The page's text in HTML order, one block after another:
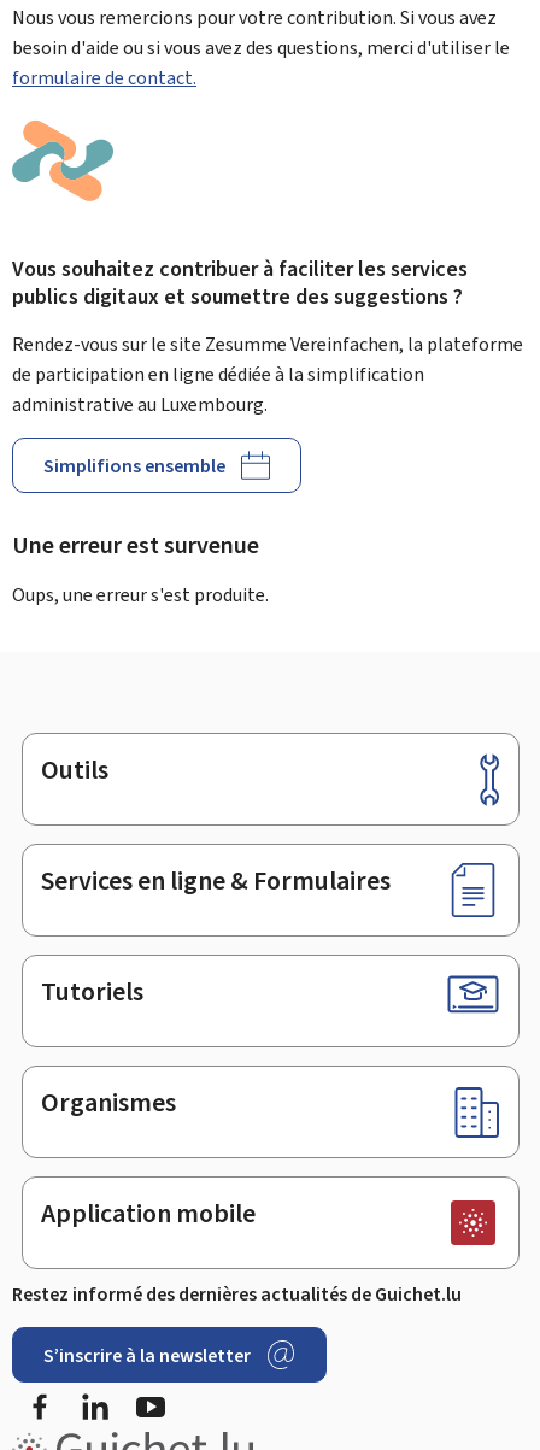
Nous vous remercions pour votre contribution. Si vous avez
besoin d'aide ou si vous avez des questions, merci d'utiliser le
formulaire de contact.
Vous souhaitez contribuer à faciliter les services
publics digitaux et soumettre des suggestions ?
Rendez-vous sur le site Zesumme Vereinfachen, la plateforme
de participation en ligne dédiée à la simplification
administrative au Luxembourg.
Simplifions ensemble
Une erreur est survenue
Oups, une erreur s'est produite.
Pied
de
page
Outils
Services en ligne & Formulaires
Tutoriels
Organismes
Application mobile
Restez informé des dernières actualités de Guichet.lu
S’inscrire à la newsletter
FacebookLinkedIn